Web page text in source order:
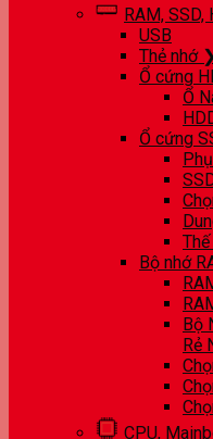
RAM, SSD,
USB
Thẻ nhớ ❯
Ổ cứng
Ổ
Ổ cứng
Bộ nhớ
Bộ
Rẻ
CPU,